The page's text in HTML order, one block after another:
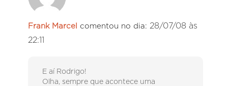
Frank Marcel comentou no dia: 28/07/08 às
22:11
E aí Rodrigo!
Olha, sempre que acontece uma